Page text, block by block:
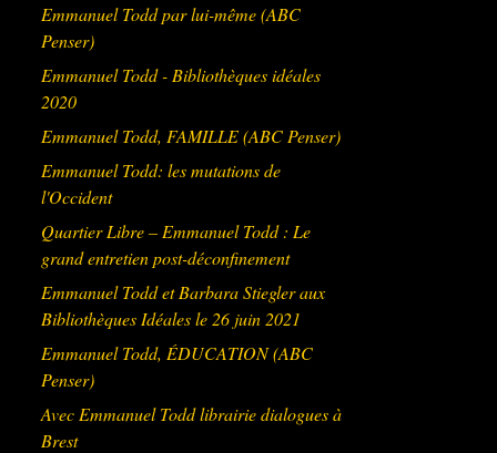
Emmanuel Todd par lui-même (ABC
Penser)
Emmanuel Todd - Bibliothèques idéales
2020
Emmanuel Todd, FAMILLE (ABC Penser)
Emmanuel Todd: les mutations de
l'Occident
Quartier Libre – Emmanuel Todd : Le
grand entretien post-déconfinement
Emmanuel Todd et Barbara Stiegler aux
Bibliothèques Idéales le 26 juin 2021
Emmanuel Todd, ÉDUCATION (ABC
Penser)
Avec Emmanuel Todd librairie dialogues à
Brest